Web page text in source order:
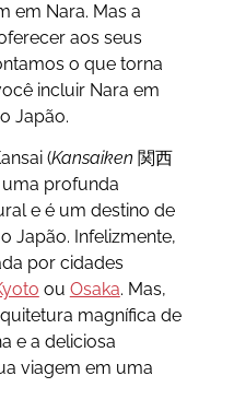
em Nara. Mas a
aos seus
o que torna
incluir Nara em
Japão.
(Kansaiken 関西
profunda
e é um destino de
Japão. Infelizmente,
por cidades
ou Osaka. Mas,
magnífica de
e a deliciosa
viagem em uma